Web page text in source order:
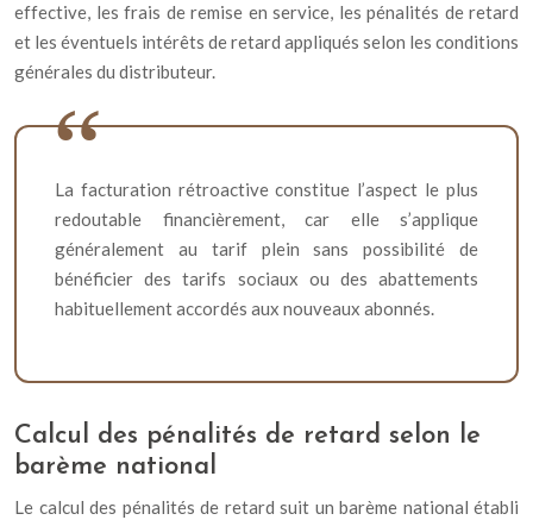
effective, les frais de remise en service, les pénalités de retard
et les éventuels intérêts de retard appliqués selon les conditions
générales du distributeur.
La facturation rétroactive constitue l’aspect le plus
redoutable financièrement, car elle s’applique
généralement au tarif plein sans possibilité de
bénéficier des tarifs sociaux ou des abattements
habituellement accordés aux nouveaux abonnés.
Calcul des pénalités de retard selon le
barème national
Le calcul des pénalités de retard suit un barème national établi